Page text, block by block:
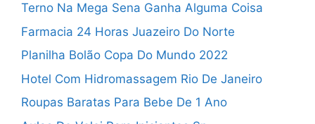
Terno Na Mega Sena Ganha Alguma Coisa
Farmacia 24 Horas Juazeiro Do Norte
Planilha Bolão Copa Do Mundo 2022
Hotel Com Hidromassagem Rio De Janeiro
Roupas Baratas Para Bebe De 1 Ano